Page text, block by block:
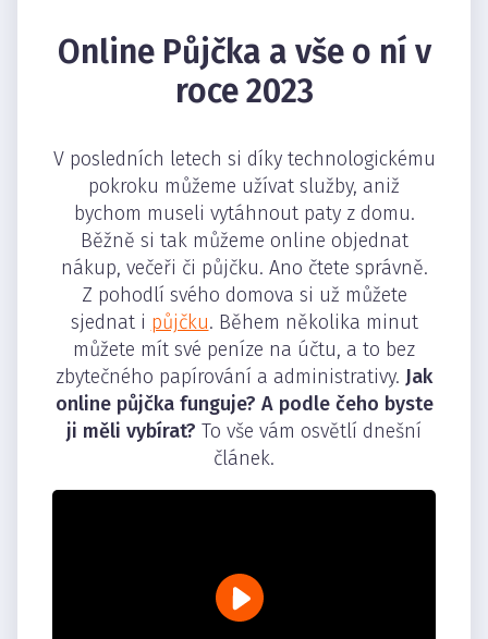
Online Půjčka a vše o ní v
roce 2023
V posledních letech si díky technologickému
pokroku můžeme užívat služby, aniž
bychom museli vytáhnout paty z domu.
Běžně si tak můžeme online objednat
nákup, večeři či půjčku. Ano čtete správně.
Z pohodlí svého domova si už můžete
sjednat i půjčku. Během několika minut
můžete mít své peníze na účtu, a to bez
zbytečného papírování a administrativy. Jak
online půjčka funguje? A podle čeho byste
ji měli vybírat? To vše vám osvětlí dnešní
článek.